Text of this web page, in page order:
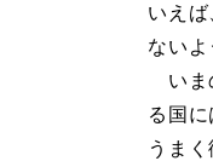
いえ
ないよ
いま
る国
うま